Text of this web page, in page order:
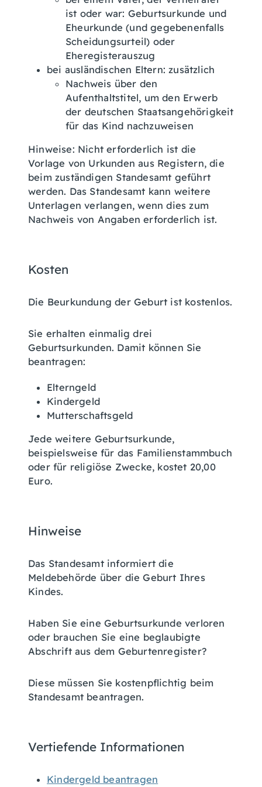
ist oder war: Geburtsurkunde und
Eheurkunde (und gegebenenfalls
Scheidungsurteil) oder
Eheregisterauszug
bei ausländischen Eltern: zusätzlich
Nachweis über den
Aufenthaltstitel, um den Erwerb
der deutschen Staatsangehörigkeit
für das Kind nachzuweisen
Hinweise: Nicht erforderlich ist die
Vorlage von Urkunden aus Registern, die
beim zuständigen Standesamt geführt
werden. Das Standesamt kann weitere
Unterlagen verlangen, wenn dies zum
Nachweis von Angaben erforderlich ist.
Kosten
Die Beurkundung der Geburt ist kostenlos.
Sie erhalten einmalig drei
Geburtsurkunden. Damit können Sie
beantragen:
Elterngeld
Kindergeld
Mutterschaftsgeld
Jede weitere Geburtsurkunde,
beispielsweise für das Familienstammbuch
oder für religiöse Zwecke, kostet 20,00
Euro.
Hinweise
Das Standesamt informiert die
Meldebehörde über die Geburt Ihres
Kindes.
Haben Sie eine Geburtsurkunde verloren
oder brauchen Sie eine beglaubigte
Abschrift aus dem Geburtenregister?
Diese müssen Sie kostenpflichtig beim
Standesamt beantragen.
Vertiefende Informationen
Kindergeld beantragen